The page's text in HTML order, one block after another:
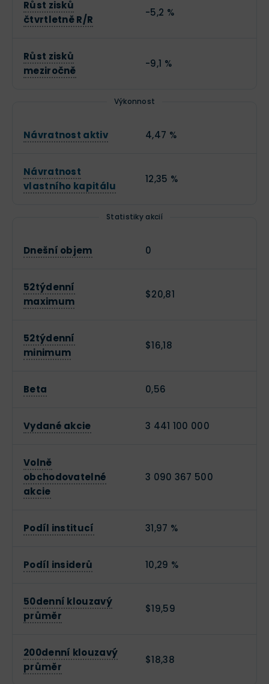
Růst zisků
čtvrtletně R/R
-5,2 %
Růst zisků
meziročně
-9,1 %
Výkonnost
Návratnost aktiv 4,47 %
Návratnost
vlastního kapitálu
12,35 %
Statistiky akcií
Dnešní objem 0
52týdenní
maximum
$20,81
52týdenní
minimum
$16,18
Beta 0,56
Vydané akcie 3 441 100 000
Volně
obchodovatelné
akcie
3 090 367 500
Podíl institucí 31,97 %
Podíl insiderů 10,29 %
50denní klouzavý
průměr
$19,59
200denní klouzavý
průměr
$18,38